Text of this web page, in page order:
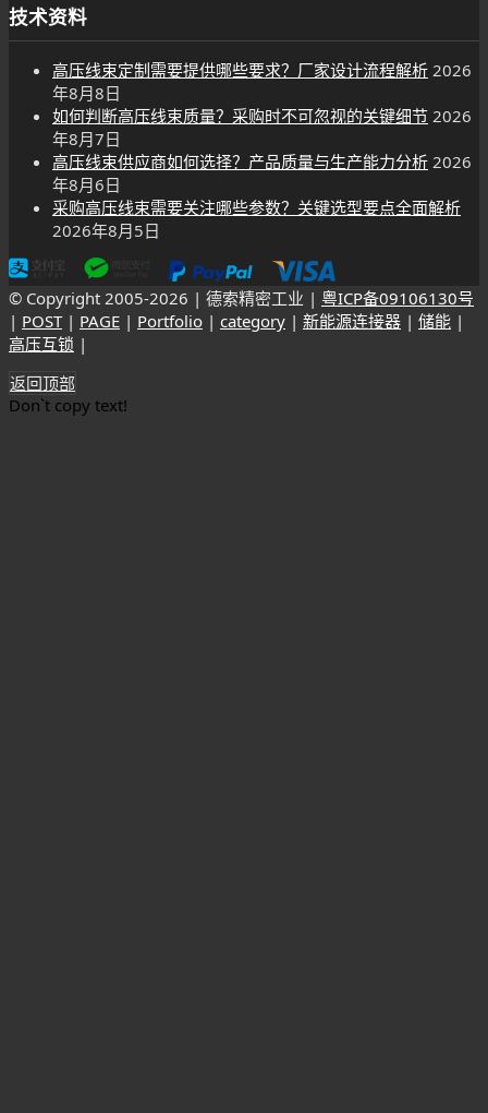
技术资料
高压线束定制需要提供哪些要求？厂家设计流程解析 2026
年8月8日
如何判断高压线束质量？采购时不可忽视的关键细节 2026
年8月7日
高压线束供应商如何选择？产品质量与生产能力分析 2026
年8月6日
采购高压线束需要关注哪些参数？关键选型要点全面解析
2026年8月5日
© Copyright 2005-2026 | 德索精密工业 | 粤ICP备09106130号
| POST| PAGE | Portfolio | category | 新能源连接器 | 储能 |
高压互锁 |
返回顶部
Don`t copy text!